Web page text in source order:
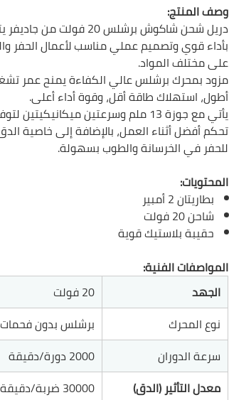
وصف المنتج:
دريل شحن شاكوش برشلس 20 فولت من
بأداء قوي وتصميم عملي مناسب لأعمال الحفر
على مختلف المواد.
مزود بمحرك برشلس عالي الكفاءة يمنح عمر
أطول، استهلاك طاقة أقل، وقوة أداء أعلى.
يأتي مع جوزة 13 ملم وسرعتين ميكانيكيتين
تحكم أفضل أثناء العمل، بالإضافة إلى خاصية
للحفر في الخرسانة والطوب بسهولة.
المحتويات:
بطاريتان 2 أمبير
شاحن 20 فولت
حقيبة بلاستيك قوية
المواصفات الفنية:
الجهد
20 فولت
نوع المحرك
برشلس بدون فحمات
سرعة الدوران
2000 دورة/دقيقة
معدل التأثير (الدق)
30000 ضربة/دقيقة